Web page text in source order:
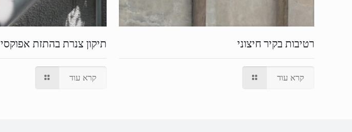
רטיבות בקיר חיצוני
קרא עוד
תיקון צנרת בהתזת אפוקסי
קרא עוד